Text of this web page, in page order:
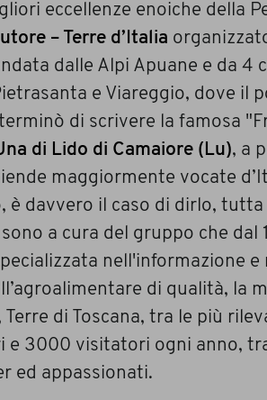
eccellenze enoiche della
– Terre d’Italia
dalle Alpi Apuane e da 4
e Viareggio, dove il
di scrivere la famosa
di Lido di Camaiore (Lu), a
maggiormente vocate
è davvero il caso di dirlo, tutta
a cura del gruppo che
nell'informazione
di qualità, la
di Toscana, tra le più
e 3000 visitatori ogni anno,
ed appassionati.